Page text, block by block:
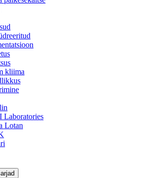
kliima
Laboratories
Lotan